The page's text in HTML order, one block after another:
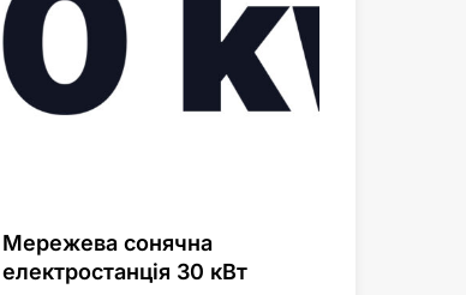
Мережева сонячна
електростанція 30 кВт